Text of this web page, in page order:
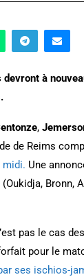
à
,
de Reims
midi. Une
Bronn,
pas le cas
pour le
ses ischios-